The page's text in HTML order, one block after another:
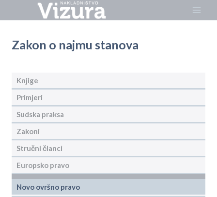
Zakon o najmu stanova
Knjige
Primjeri
Sudska praksa
Zakoni
Stručni članci
Europsko pravo
Novo ovršno pravo